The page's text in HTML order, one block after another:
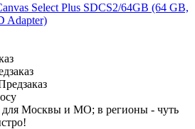
Select Plus SDCS2/64GB (64 GB,
Adapter)
Москвы и МО; в регионы - чуть